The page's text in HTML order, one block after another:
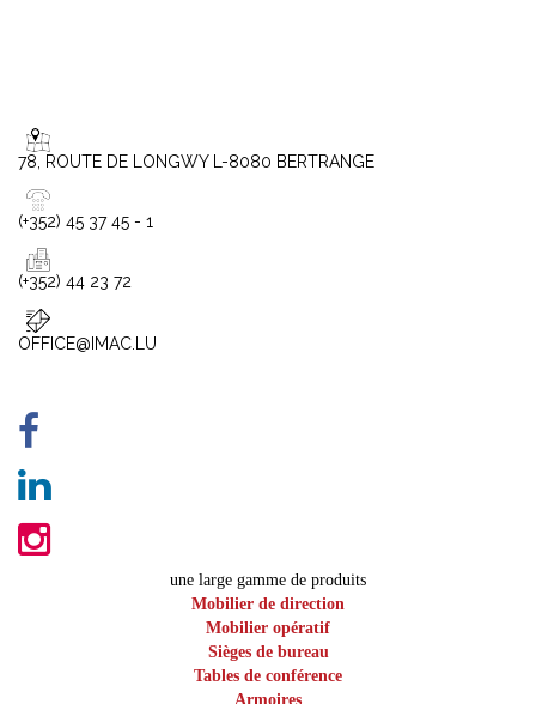
78, ROUTE DE LONGWY L-8080 BERTRANGE
(+352) 45 37 45 - 1
(+352) 44 23 72
OFFICE@IMAC.LU
une large gamme de produits
Mobilier de direction
Mobilier opératif
Sièges de bureau
Tables de conférence
Armoires